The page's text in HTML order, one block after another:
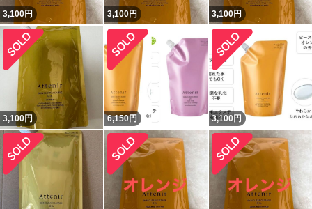
3,100円 3,100円 3,100円
3,100円 6,150円 3,100 円